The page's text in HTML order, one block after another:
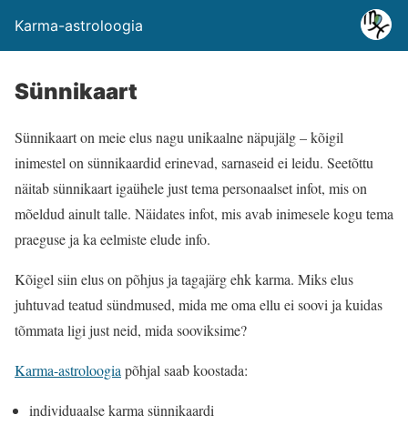
Karma-astroloogia
Sünnikaart
Sünnikaart on meie elus nagu unikaalne näpujälg – kõigil
inimestel on sünnikaardid erinevad, sarnaseid ei leidu. Seetõttu
näitab sünnikaart igaühele just tema personaalset infot, mis on
mõeldud ainult talle. Näidates infot, mis avab inimesele kogu tema
praeguse ja ka eelmiste elude info.
Kõigel siin elus on põhjus ja tagajärg ehk karma. Miks elus
juhtuvad teatud sündmused, mida me oma ellu ei soovi ja kuidas
tõmmata ligi just neid, mida sooviksime?
Karma-astroloogia põhjal saab koostada:
individuaalse karma sünnikaardi